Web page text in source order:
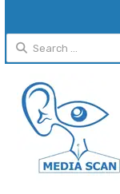
Search
for: